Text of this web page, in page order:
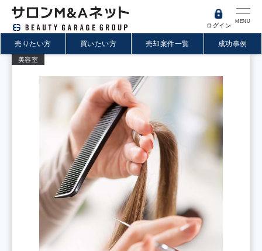
MENU
ログイン
売りたい方 買いたい方 売却案件一覧 成功事例
美容室